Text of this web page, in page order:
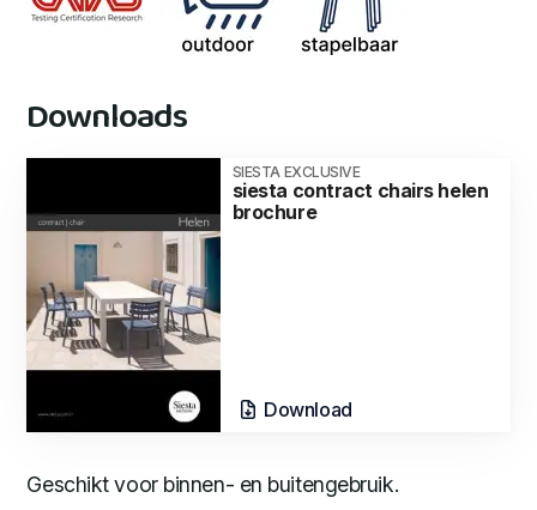
Downloads
SIESTA EXCLUSIVE
siesta contract chairs helen
brochure
Download
Geschikt voor binnen- en buitengebruik.